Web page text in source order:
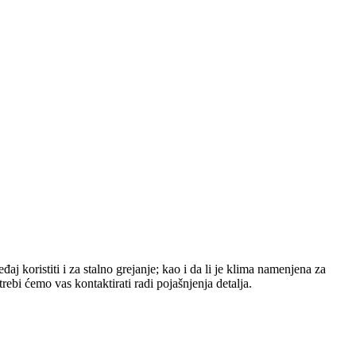
koristiti i za stalno grejanje; kao i da li je klima namenjena za
ćemo vas kontaktirati radi pojašnjenja detalja.